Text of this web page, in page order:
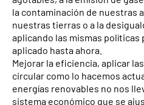
la contaminación de nuestras
nuestras tierras o a la
aplicando las mismas políticas
aplicado hasta ahora.
Mejorar la eficiencia, aplicar
circular como lo hacemos
energías renovables no nos
sistema económico que se